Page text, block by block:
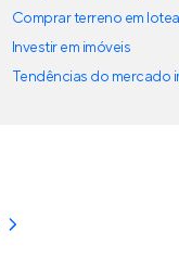
Comprar terreno em
Investir em imóveis
Tendências do mercado